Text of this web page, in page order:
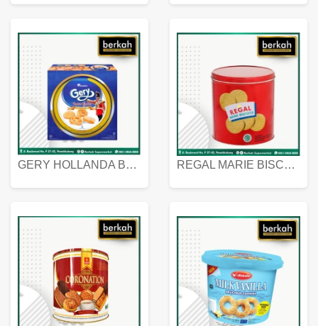
GERY HOLLANDA BUTTER COOKIES 450 GRAM REGAL MARIE BISCUIT KALENG 550 GRAM